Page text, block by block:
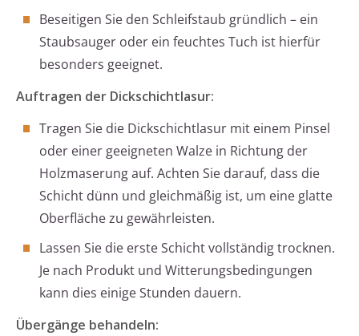
Beseitigen Sie den Schleifstaub gründlich – ein
Staubsauger oder ein feuchtes Tuch ist hierfür
besonders geeignet.
Auftragen der Dickschichtlasur:
Tragen Sie die Dickschichtlasur mit einem Pinsel
oder einer geeigneten Walze in Richtung der
Holzmaserung auf. Achten Sie darauf, dass die
Schicht dünn und gleichmäßig ist, um eine glatte
Oberfläche zu gewährleisten.
Lassen Sie die erste Schicht vollständig trocknen.
Je nach Produkt und Witterungsbedingungen
kann dies einige Stunden dauern.
Übergänge behandeln: